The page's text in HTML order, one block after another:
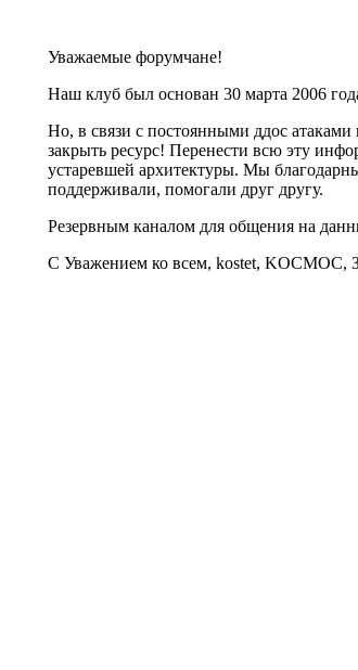
Уважаемые форумчане!
Наш клуб был основан 30 марта 2006
Но, в связи с постоянными ддос
закрыть ресурс! Перенести всю эту
устаревшей архитектуры. Мы
поддерживали, помогали друг другу.
Резервным каналом для общения на
С Уважением ко всем, kostet,